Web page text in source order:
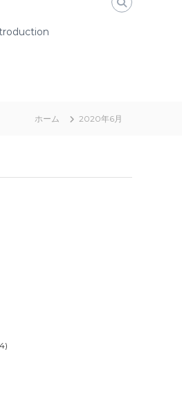
ホーム 2020年6月